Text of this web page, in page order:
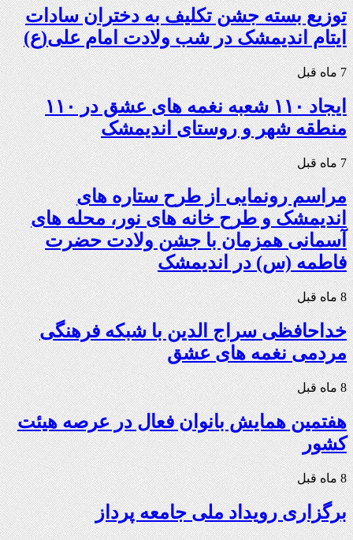
توزیع بسته جشن تکلیف به دختران سادات
ایتام اندیمشک در شب ولادت امام علی(ع)
7 ماه قبل
ایجاد ۱۱۰ شعبه نغمه های عشق در ۱۱۰
منطقه شهر و روستای اندیمشک
7 ماه قبل
مراسم رونمایی از طرح ستاره های
اندیمشک و طرح خانه های نور، محله های
آسمانی همزمان با جشن ولادت حضرت
فاطمه (س) در اندیمشک
8 ماه قبل
خداحافظی سراج الدین با شبکه فرهنگی
مردمی نغمه های عشق
8 ماه قبل
هفتمین همایش بانوان فعال در عرصه‌ هیئت
کشور
8 ماه قبل
برگزاری رویداد ملی جامعه پرداز